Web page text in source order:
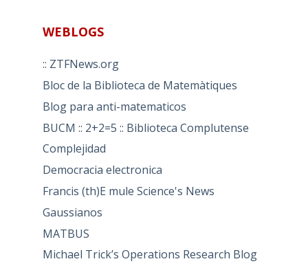
WEBLOGS
:: ZTFNews.org
Bloc de la Biblioteca de Matemàtiques
Blog para anti-matematicos
BUCM :: 2+2=5 :: Biblioteca Complutense
Complejidad
Democracia electronica
Francis (th)E mule Science's News
Gaussianos
MATBUS
Michael Trick’s Operations Research Blog